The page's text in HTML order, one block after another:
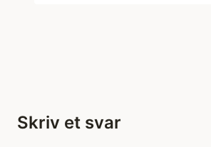
Skriv et svar